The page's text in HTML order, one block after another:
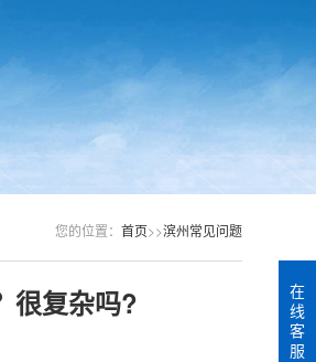
您的位置： 首页>>滨州常见问题
很复杂吗?
在
线
客
服